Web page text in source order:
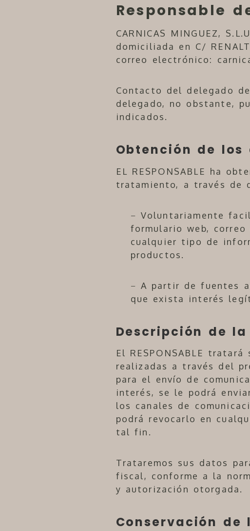
Responsable
CARNICAS MINGUEZ,
domiciliada en C/
correo electrónico:
Contacto del delegado
delegado, no obstante,
indicados.
Obtención de los
EL RESPONSABLE ha
tratamiento, a través de
− Voluntariamente
formulario web,
cualquier tipo de
productos.
− A partir de fuentes
que exista interés
Descripción de
El RESPONSABLE
realizadas a través del
para el envío de
interés, se le podrá
los canales de
podrá revocarlo en
tal fin.
Trataremos sus datos
fiscal, conforme a la
y autorización otorgada.
Conservación de